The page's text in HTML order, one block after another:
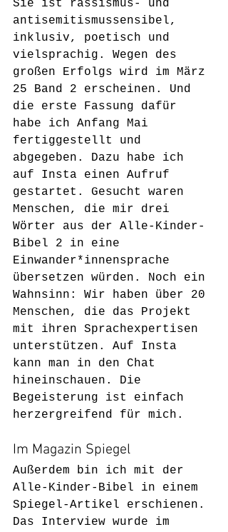
Sie ist rassismus- und
antisemitismussensibel,
inklusiv, poetisch und
vielsprachig. Wegen des
großen Erfolgs wird im März
25 Band 2 erscheinen. Und
die erste Fassung dafür
habe ich Anfang Mai
fertiggestellt und
abgegeben. Dazu habe ich
auf Insta einen Aufruf
gestartet. Gesucht waren
Menschen, die mir drei
Wörter aus der Alle-Kinder-
Bibel 2 in eine
Einwander*innensprache
übersetzen würden. Noch ein
Wahnsinn: Wir haben über 20
Menschen, die das Projekt
mit ihren Sprachexpertisen
unterstützen. Auf Insta
kann man in den Chat
hineinschauen. Die
Begeisterung ist einfach
herzergreifend für mich.
Im Magazin Spiegel
Außerdem bin ich mit der
Alle-Kinder-Bibel in einem
Spiegel-Artikel erschienen.
Das Interview wurde im